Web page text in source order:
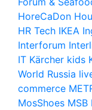
HoreCaDon
HR Tech IKEA
Interforum
IT Kärcher kids
World Russia
commerce
MosShoes MSB